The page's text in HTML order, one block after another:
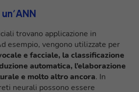
trovano applicazione in
esempio, vengono utilizzate per
e facciale, la classificazione
automatica, l’elaborazione
e molto altro ancora. In
neurali possono essere